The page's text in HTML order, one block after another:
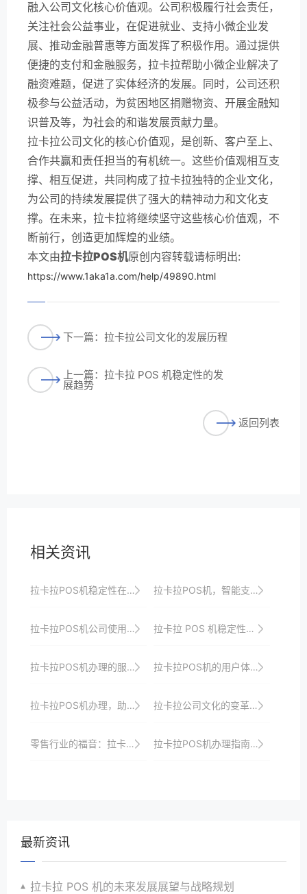
融入公司文化核心价值观。公司积极履行社会责任，
关注社会公益事业，在促进就业、支持小微企业发
展、推动金融普惠等方面发挥了积极作用。通过提供
便捷的支付和金融服务，拉卡拉帮助小微企业解决了
融资难题，促进了实体经济的发展。同时，公司还积
极参与公益活动，为贫困地区捐赠物资、开展金融知
识普及等，为社会的和谐发展贡献力量。
拉卡拉公司文化的核心价值观，是创新、客户至上、
合作共赢和责任担当的有机统一。这些价值观相互支
撑、相互促进，共同构成了拉卡拉独特的企业文化，
为公司的持续发展提供了强大的精神动力和文化支
撑。在未来，拉卡拉将继续坚守这些核心价值观，不
断前行，创造更加辉煌的业绩。
本文由拉卡拉POS机原创内容转载请标明出:
https://www.1aka1a.com/help/49890.html
下一篇：拉卡拉公司文化的发展历程
上一篇：拉卡拉 POS 机稳定性的发
展趋势
返回列表
相关资讯
拉卡拉POS机稳定性在复杂环境下的表现 拉卡拉POS机，智能支付的领导者
拉卡拉POS机公司使用的安全性与风险控制 拉卡拉 POS 机稳定性对用户满意度的影响
拉卡拉POS机办理的服务优化路径与个人和公司的需求满足 拉卡拉POS机的用户体验优化与提升策略
拉卡拉POS机办理，助力商户支付快速升级 拉卡拉公司文化的变革与适应
零售行业的福音：拉卡拉POS机助力销售升级 拉卡拉POS机办理指南：解锁商业支付新选择
最新资讯
拉卡拉 POS 机的未来发展展望与战略规划